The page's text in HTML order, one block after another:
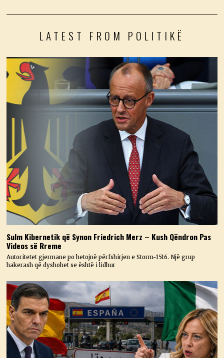
LATEST FROM POLITIKË
Sulm Kibernetik që Synon Friedrich Merz – Kush Qëndron Pas
Videos së Rreme
Autoritetet gjermane po hetojnë përfshirjen e Storm-1516. Një grup
hakerash që dyshohet se është i lidhur